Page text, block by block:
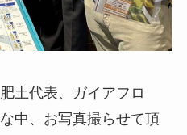
土代表、ガイアフロ
中、お写真撮らせて頂